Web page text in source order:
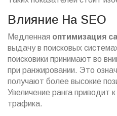
Влияние На SEO
Медленная оптимизация
выдачу в поисковых
поисковики принимают во
при ранжировании. Это
получают более высокие
Увеличение ранга приводит
трафика.